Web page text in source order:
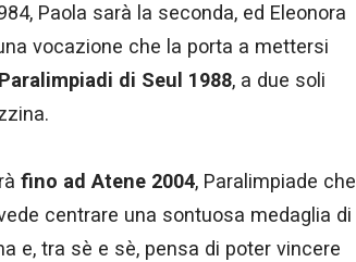
Paola sarà la seconda, ed Eleonora
vocazione che la porta a mettersi
Paralimpiadi di Seul 1988, a due soli
fino ad Atene 2004, Paralimpiade che
centrare una sontuosa medaglia di
e, tra sè e sè, pensa di poter vincere